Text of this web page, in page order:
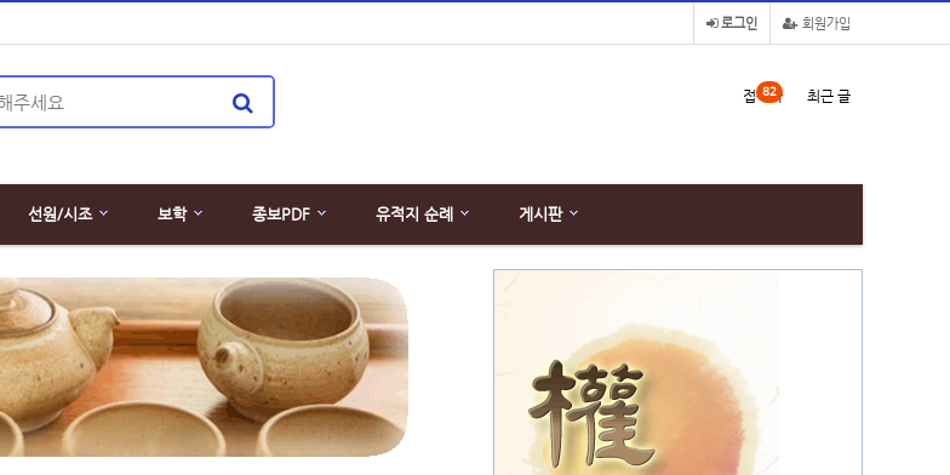
회원가입
로그인
접속자
82 최근 글
선원/시조 보학 종보PDF 유적지 순례
게시판